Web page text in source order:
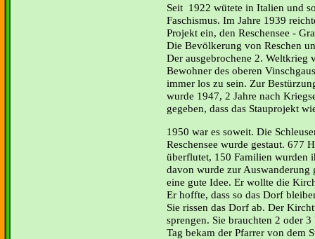
Seit 1922 wütete in Italien und
Faschismus. Im Jahre 1939
Projekt ein, den Reschensee -
Die Bevölkerung von Reschen
Der ausgebrochene 2. Weltkrieg
Bewohner des oberen
immer los zu sein. Zur
wurde 1947, 2 Jahre nach
gegeben, dass das Stauprojekt
1950 war es soweit. Die
Reschensee wurde gestaut. 677
überflutet, 150 Familien wurden
davon wurde zur Auswanderung
eine gute Idee. Er wollte die
Er hoffte, dass so das Dorf
Sie rissen das Dorf ab. Der
sprengen. Sie brauchten 2 oder
Tag bekam der Pfarrer von dem